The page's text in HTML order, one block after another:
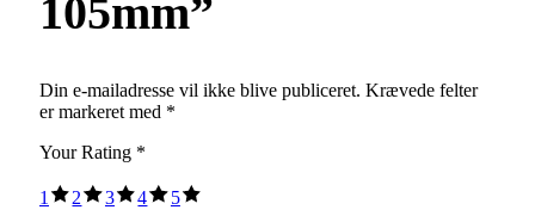
105mm”
Din e-mailadresse vil ikke blive publiceret. Krævede felter
er markeret med *
Your Rating *
1 2 3 4 5